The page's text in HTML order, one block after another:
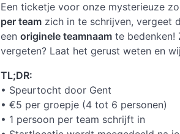
Een ticketje voor onze mysterieuze
per team zich in te schrijven, vergeet
eenoriginele teamnaam te bedenken!
vergeten? Laat het gerust weten en
TL;DR:
• Speurtocht door Gent
• €5 per groepje (4 tot 6 personen)
• 1 persoon per team schrijft in